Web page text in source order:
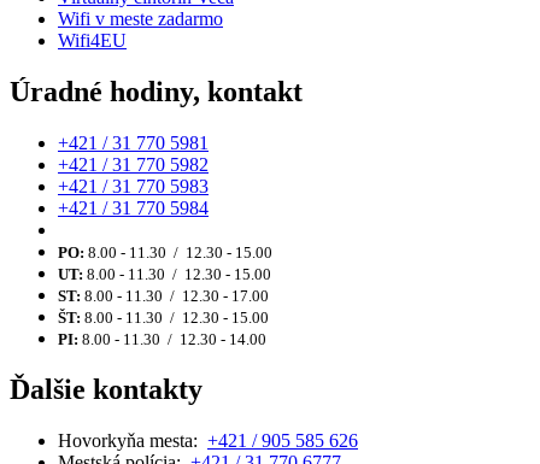
Wifi v meste zadarmo
Wifi4EU
Úradné hodiny, kontakt
+421 / 31 770 5981
+421 / 31 770 5982
+421 / 31 770 5983
+421 / 31 770 5984
PO: 8.00 - 11.30 / 12.30 - 15.00
UT: 8.00 - 11.30 / 12.30 - 15.00
ST: 8.00 - 11.30 / 12.30 - 17.00
ŠT: 8.00 - 11.30 / 12.30 - 15.00
PI: 8.00 - 11.30 / 12.30 - 14.00
Ďalšie kontakty
Hovorkyňa mesta: +421 / 905 585 626